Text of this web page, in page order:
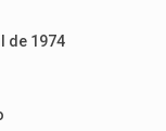
de 1974